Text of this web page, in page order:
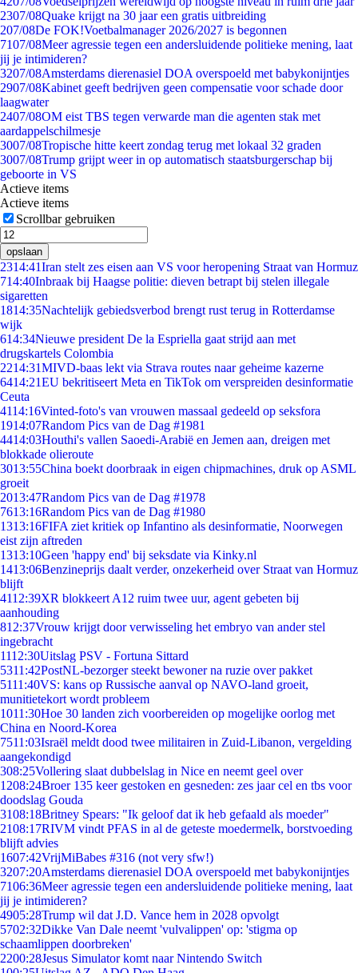
2307/08Quake krijgt na 30 jaar een gratis uitbreiding
207/08De FOK!Voetbalmanager 2026/2027 is begonnen
7107/08Meer agressie tegen een andersluidende politieke mening, laat
jij je intimideren?
3207/08Amsterdams dierenasiel DOA overspoeld met babykonijntjes
2907/08Kabinet geeft bedrijven geen compensatie voor schade door
laagwater
2407/08OM eist TBS tegen verwarde man die agenten stak met
aardappelschilmesje
3007/08Tropische hitte keert zondag terug met lokaal 32 graden
3007/08Trump grijpt weer in op automatisch staatsburgerschap bij
geboorte in VS
Actieve items
Actieve items
Scrollbar gebruiken
opslaan
2314:41Iran stelt zes eisen aan VS voor heropening Straat van Hormuz
714:40Inbraak bij Haagse politie: dieven betrapt bij stelen illegale
sigaretten
1814:35Nachtelijk gebiedsverbod brengt rust terug in Rotterdamse
wijk
614:34Nieuwe president De la Espriella gaat strijd aan met
drugskartels Colombia
2214:31MIVD-baas lekt via Strava routes naar geheime kazerne
6414:21EU bekritiseert Meta en TikTok om verspreiden desinformatie
Ceuta
4114:16Vinted-foto's van vrouwen massaal gedeeld op seksfora
1914:07Random Pics van de Dag #1981
4414:03Houthi's vallen Saoedi-Arabië en Jemen aan, dreigen met
blokkade olieroute
3013:55China boekt doorbraak in eigen chipmachines, druk op ASML
groeit
2013:47Random Pics van de Dag #1978
7613:16Random Pics van de Dag #1980
1313:16FIFA ziet kritiek op Infantino als desinformatie, Noorwegen
eist zijn aftreden
1313:10Geen 'happy end' bij seksdate via Kinky.nl
1413:06Benzineprijs daalt verder, onzekerheid over Straat van Hormuz
blijft
4112:39XR blokkeert A12 ruim twee uur, agent gebeten bij
aanhouding
812:37Vrouw krijgt door verwisseling het embryo van ander stel
ingebracht
1112:30Uitslag PSV - Fortuna Sittard
5311:42PostNL-bezorger steekt bewoner na ruzie over pakket
5111:40VS: kans op Russische aanval op NAVO-land groeit,
munitietekort wordt probleem
1011:30Hoe 30 landen zich voorbereiden op mogelijke oorlog met
China en Noord-Korea
7511:03Israël meldt dood twee militairen in Zuid-Libanon, vergelding
aangekondigd
308:25Vollering slaat dubbelslag in Nice en neemt geel over
1208:24Broer 135 keer gestoken en gesneden: zes jaar cel en tbs voor
doodslag Gouda
3108:18Britney Spears: "Ik geloof dat ik heb gefaald als moeder"
2108:17RIVM vindt PFAS in al de geteste moedermelk, borstvoeding
blijft advies
1607:42VrijMiBabes #316 (not very sfw!)
3207:20Amsterdams dierenasiel DOA overspoeld met babykonijntjes
7106:36Meer agressie tegen een andersluidende politieke mening, laat
jij je intimideren?
4905:28Trump wil dat J.D. Vance hem in 2028 opvolgt
5702:32Dikke Van Dale neemt 'vulvalippen' op: 'stigma op
schaamlippen doorbreken'
2200:28Jesus Simulator komt naar Nintendo Switch